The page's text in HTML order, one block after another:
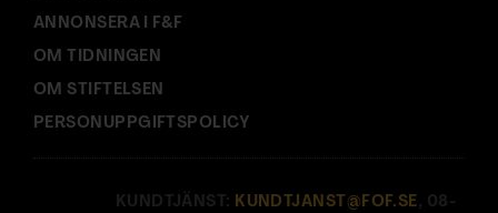
ANNONSERA I F&F
OM TIDNINGEN
OM STIFTELSEN
PERSONUPPGIFTSPOLICY
KUNDTJÄNST: KUNDTJANST@FOF.SE , 08-